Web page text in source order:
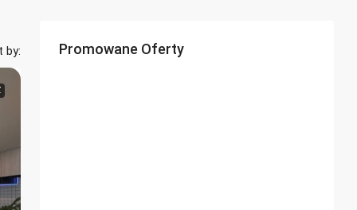
by: Promowane Oferty